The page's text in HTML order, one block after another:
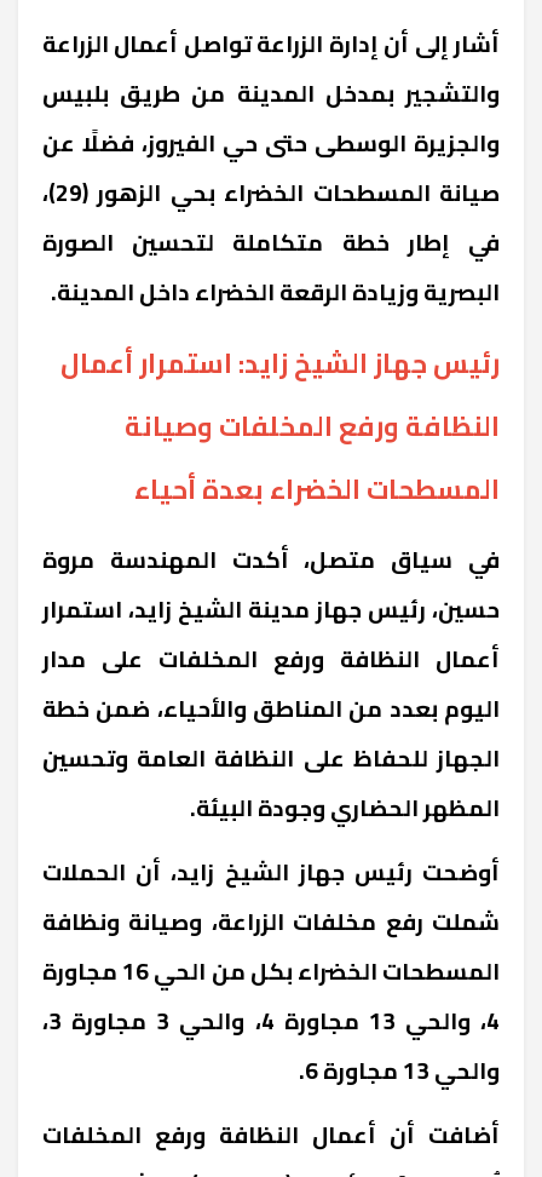
أشار إلى أن إدارة الزراعة تواصل أعمال الزراعة
والتشجير بمدخل المدينة من طريق بلبيس
والجزيرة الوسطى حتى حي الفيروز، فضلًا عن
صيانة المسطحات الخضراء بحي الزهور (29)،
في إطار خطة متكاملة لتحسين الصورة
البصرية وزيادة الرقعة الخضراء داخل المدينة.
رئيس جهاز الشيخ زايد: استمرار أعمال
النظافة ورفع المخلفات وصيانة
المسطحات الخضراء بعدة أحياء
في سياق متصل، أكدت المهندسة مروة
حسين، رئيس جهاز مدينة الشيخ زايد، استمرار
أعمال النظافة ورفع المخلفات على مدار
اليوم بعدد من المناطق والأحياء، ضمن خطة
الجهاز للحفاظ على النظافة العامة وتحسين
المظهر الحضاري وجودة البيئة.
أوضحت رئيس جهاز الشيخ زايد، أن الحملات
شملت رفع مخلفات الزراعة، وصيانة ونظافة
المسطحات الخضراء بكل من الحي 16 مجاورة
4، والحي 13 مجاورة 4، والحي 3 مجاورة 3،
والحي 13 مجاورة 6.
أضافت أن أعمال النظافة ورفع المخلفات